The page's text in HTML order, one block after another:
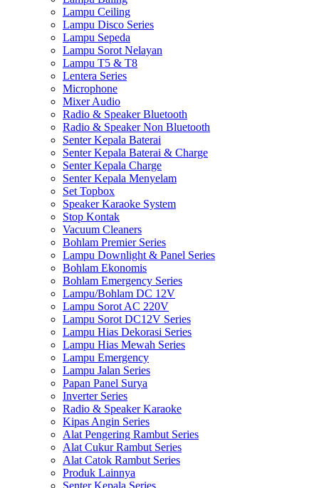
Lampu Ceiling
Lampu Disco Series
Lampu Sepeda
Lampu Sorot Nelayan
Lampu T5 & T8
Lentera Series
Microphone
Mixer Audio
Radio & Speaker Bluetooth
Radio & Speaker Non Bluetooth
Senter Kepala Baterai
Senter Kepala Baterai & Charge
Senter Kepala Charge
Senter Kepala Menyelam
Set Topbox
Speaker Karaoke System
Stop Kontak
Vacuum Cleaners
Bohlam Premier Series
Lampu Downlight & Panel Series
Bohlam Ekonomis
Bohlam Emergency Series
Lampu/Bohlam DC 12V
Lampu Sorot AC 220V
Lampu Sorot DC12V Series
Lampu Hias Dekorasi Series
Lampu Hias Mewah Series
Lampu Emergency
Lampu Jalan Series
Papan Panel Surya
Inverter Series
Radio & Speaker Karaoke
Kipas Angin Series
Alat Pengering Rambut Series
Alat Cukur Rambut Series
Alat Catok Rambut Series
Produk Lainnya
Senter Kepala Series